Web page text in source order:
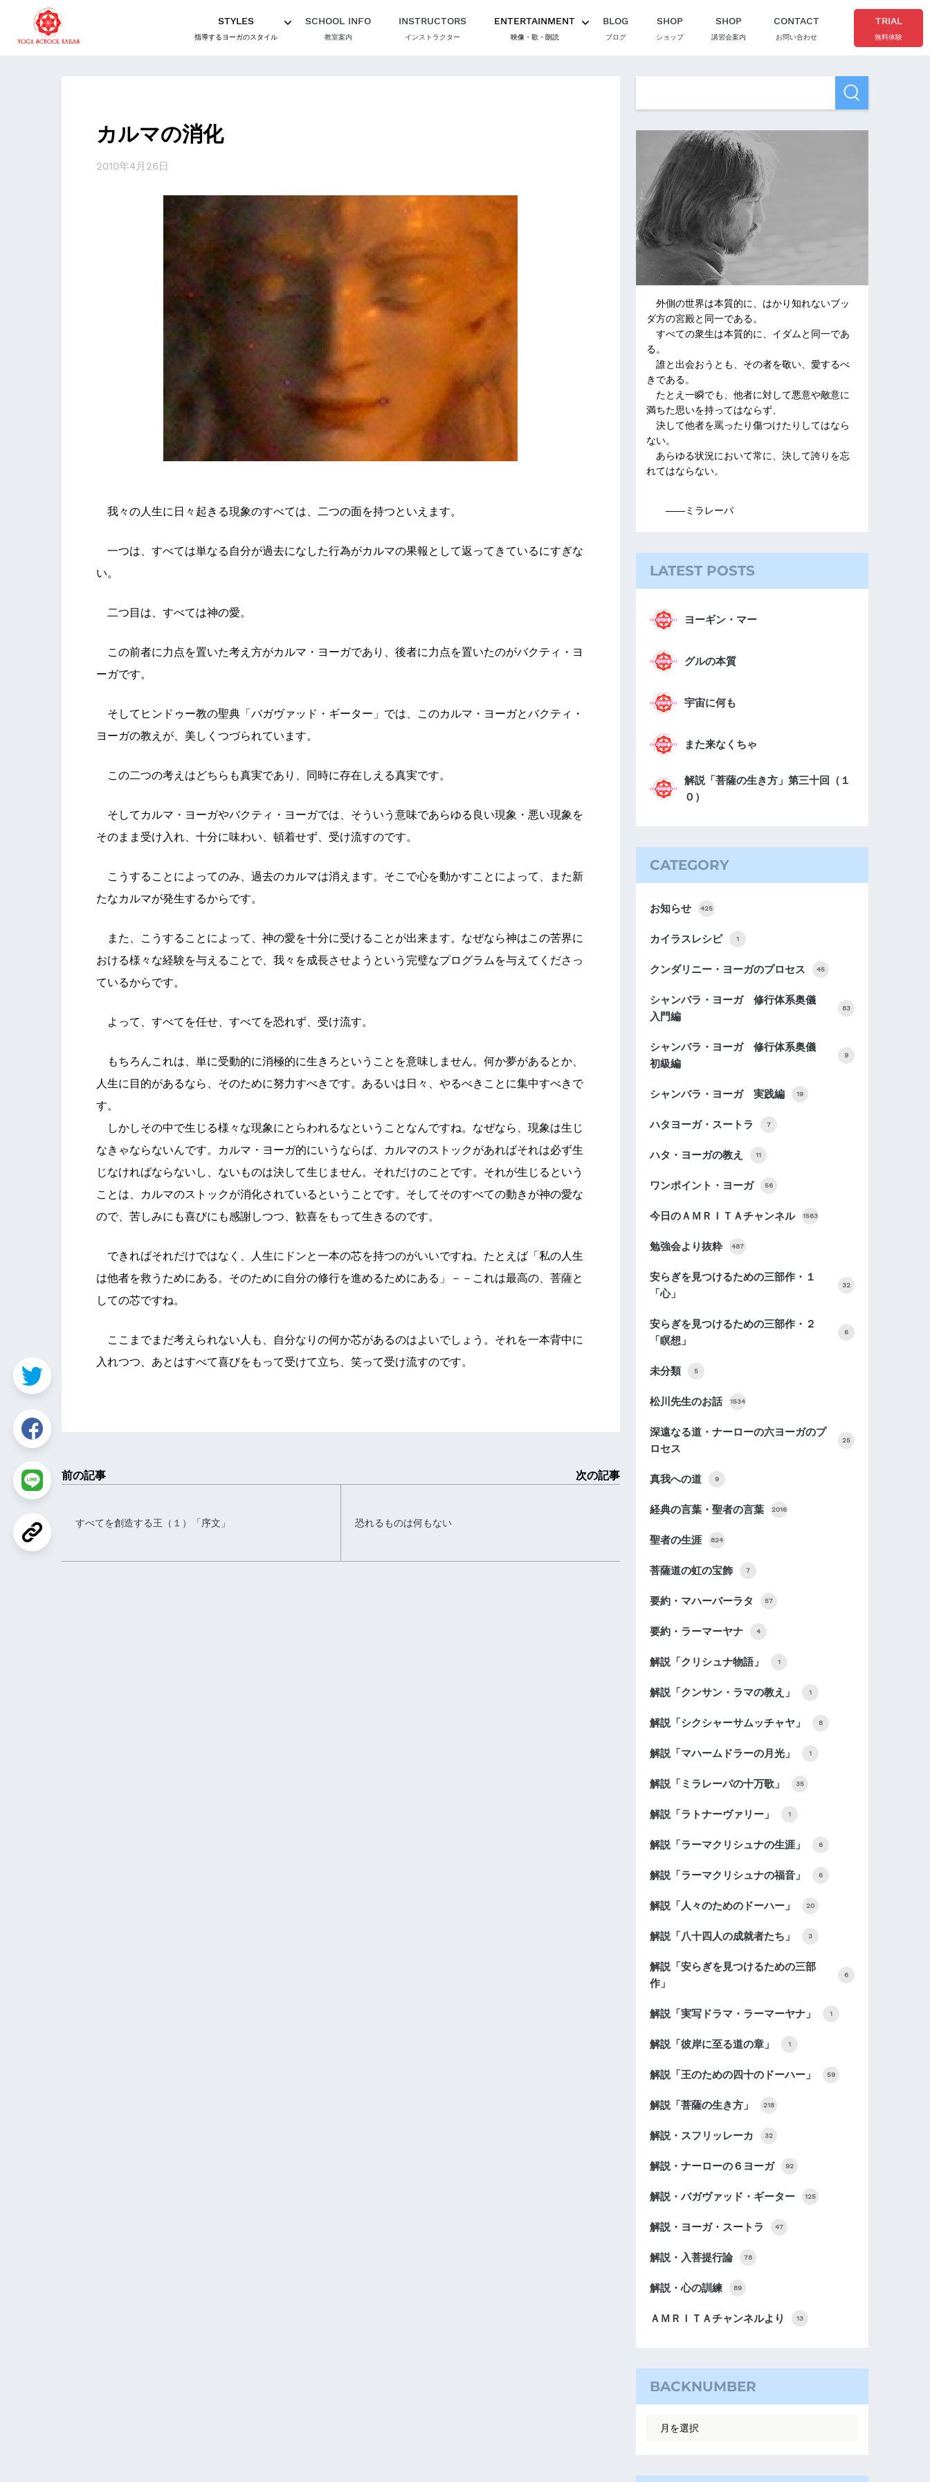
STYLES
指導するヨーガのスタイル
SCHOOL INFO
教室案内
INSTRUCTORS
インストラクター
ENTERTAINMENT
映像・歌・朗読
BLOG
ブログ
SHOP
ショップ
SHOP
講習会案内
CONTACT
お問い合わせ
TRIAL
無料体験
カルマの消化
2010年4月26日
我々の人生に日々起きる現象のすべては、二つの面を持つといえます。
一つは、すべては単なる自分が過去になした行為がカルマの果報として返ってきているにすぎな
い。
二つ目は、すべては神の愛。
この前者に力点を置いた考え方がカルマ・ヨーガであり、後者に力点を置いたのがバクティ・ヨ
ーガです。
そしてヒンドゥー教の聖典「バガヴァッド・ギーター」では、このカルマ・ヨーガとバクティ・
ヨーガの教えが、美しくつづられています。
この二つの考えはどちらも真実であり、同時に存在しえる真実です。
そしてカルマ・ヨーガやバクティ・ヨーガでは、そういう意味であらゆる良い現象・悪い現象を
そのまま受け入れ、十分に味わい、頓着せず、受け流すのです。
こうすることによってのみ、過去のカルマは消えます。そこで心を動かすことによって、また新
たなカルマが発生するからです。
また、こうすることによって、神の愛を十分に受けることが出来ます。なぜなら神はこの苦界に
おける様々な経験を与えることで、我々を成長させようという完璧なプログラムを与えてくださっ
ているからです。
よって、すべてを任せ、すべてを恐れず、受け流す。
もちろんこれは、単に受動的に消極的に生きろということを意味しません。何か夢があるとか、
人生に目的があるなら、そのために努力すべきです。あるいは日々、やるべきことに集中すべきで
す。
しかしその中で生じる様々な現象にとらわれるなということなんですね。なぜなら、現象は生じ
なきゃならないんです。カルマ・ヨーガ的にいうならば、カルマのストックがあればそれは必ず生
じなければならないし、ないものは決して生じません。それだけのことです。それが生じるという
ことは、カルマのストックが消化されているということです。そしてそのすべての動きが神の愛な
ので、苦しみにも喜びにも感謝しつつ、歓喜をもって生きるのです。
できればそれだけではなく、人生にドンと一本の芯を持つのがいいですね。たとえば「私の人生
は他者を救うためにある。そのために自分の修行を進めるためにある」－－これは最高の、菩薩と
しての芯ですね。
ここまでまだ考えられない人も、自分なりの何か芯があるのはよいでしょう。それを一本背中に
入れつつ、あとはすべて喜びをもって受けて立ち、笑って受け流すのです。
前の記事
すべてを創造する王（１）「序文」
次の記事
恐れるものは何もない
外側の世界は本質的に、はかり知れないブッ
ダ方の宮殿と同一である。
すべての衆生は本質的に、イダムと同一であ
る。
誰と出会おうとも、その者を敬い、愛するべ
きである。
たとえ一瞬でも、他者に対して悪意や敵意に
満ちた思いを持ってはならず、
決して他者を罵ったり傷つけたりしてはなら
ない。
あらゆる状況において常に、決して誇りを忘
れてはならない。
――ミラレーパ
LATEST POSTS
ヨーギン・マー
グルの本質
宇宙に何も
また来なくちゃ
解説「菩薩の生き方」第三十回（１
０）
CATEGORY
お知らせ 425
カイラスレシピ 1
クンダリニー・ヨーガのプロセス 45
シャンバラ・ヨーガ 修行体系奥儀
入門編
83
シャンバラ・ヨーガ 修行体系奥儀
初級編
9
シャンバラ・ヨーガ 実践編 19
ハタヨーガ・スートラ 7
ハタ・ヨーガの教え 11
ワンポイント・ヨーガ 56
今日のＡＭＲＩＴＡチャンネル 1563
勉強会より抜粋 487
安らぎを見つけるための三部作・１
「心」
32
安らぎを見つけるための三部作・２
「瞑想」
6
未分類 5
松川先生のお話 1534
深遠なる道・ナーローの六ヨーガのプ
ロセス
25
真我への道 9
経典の言葉・聖者の言葉 2016
聖者の生涯 824
菩薩道の虹の宝飾 7
要約・マハーバーラタ 57
要約・ラーマーヤナ 4
解説「クリシュナ物語」 1
解説「クンサン・ラマの教え」 1
解説「シクシャーサムッチャヤ」 8
解説「マハームドラーの月光」 1
解説「ミラレーパの十万歌」 35
解説「ラトナーヴァリー」 1
解説「ラーマクリシュナの生涯」 6
解説「ラーマクリシュナの福音」 6
解説「人々のためのドーハー」 20
解説「八十四人の成就者たち」 3
解説「安らぎを見つけるための三部
作」
6
解説「実写ドラマ・ラーマーヤナ」 1
解説「彼岸に至る道の章」 1
解説「王のための四十のドーハー」 59
解説「菩薩の生き方」 218
解説・スフリッレーカ 32
解説・ナーローの６ヨーガ 92
解説・バガヴァッド・ギーター 125
解説・ヨーガ・スートラ 47
解説・入菩提行論 78
解説・心の訓練 89
ＡＭＲＩＴＡチャンネルより 13
BACKNUMBER